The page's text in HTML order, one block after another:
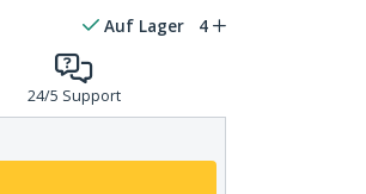
Auf Lager 4
24/5 Support